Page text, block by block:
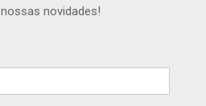
novidades!